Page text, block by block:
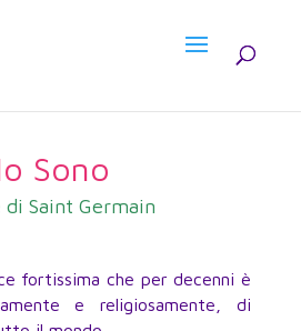
Sono
di Saint Germain
fortissima che per decenni è
e religiosamente, di